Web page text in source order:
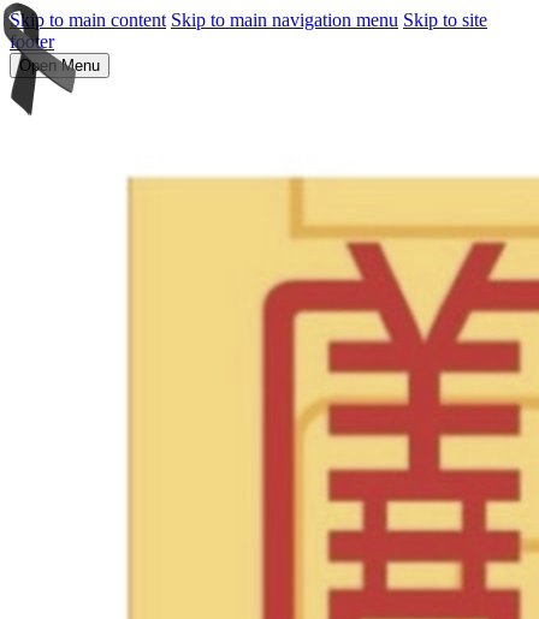
Skip to main content Skip to main navigation menu Skip to site
footer
Open Menu